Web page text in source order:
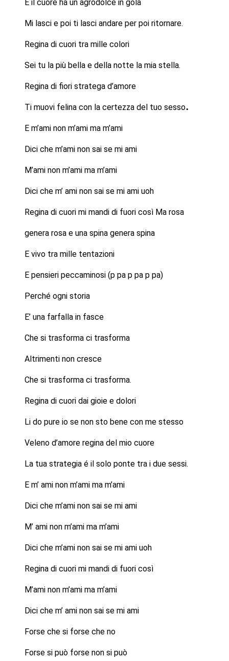
E il cuore ha un agrodolce in gola
Mi lasci e poi ti lasci andare per poi ritornare.
Regina di cuori tra mille colori
Sei tu la più bella e della notte la mia stella.
Regina di fiori stratega d’amore
Ti muovi felina con la certezza del tuo sesso.
E m’ami non m’ami ma m’ami
Dici che m’ami non sai se mi ami
M’ami non m’ami ma m’ami
Dici che m’ ami non sai se mi ami uoh
Regina di cuori mi mandi di fuori così Ma rosa
genera rosa e una spina genera spina
E vivo tra mille tentazioni
E pensieri peccaminosi (p pa p pa p pa)
Perché ogni storia
E’ una farfalla in fasce
Che si trasforma ci trasforma
Altrimenti non cresce
Che si trasforma ci trasforma.
Regina di cuori dai gioie e dolori
Li do pure io se non sto bene con me stesso
Veleno d’amore regina del mio cuore
La tua strategia é il solo ponte tra i due sessi.
E m’ ami non m’ami ma m’ami
Dici che m’ami non sai se mi ami
M’ ami non m’ami ma m’ami
Dici che m’ami non sai se mi ami uoh
Regina di cuori mi mandi di fuori così
M’ami non m’ami ma m’ami
Dici che m’ ami non sai se mi ami
Forse che si forse che no
Forse si può forse non si può